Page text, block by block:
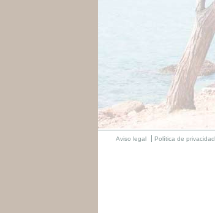
Aviso legal Política de privacidad